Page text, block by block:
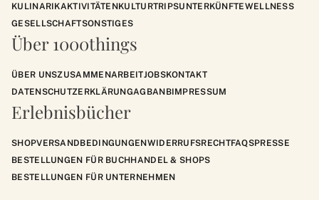
KULINARIKAKTIVITÄTENKULTURTRIPSUNTERKÜNFTEWELLNESS
GESELLSCHAFTSONSTIGES
Über 1000things
ÜBER UNSZUSAMMENARBEITJOBSKONTAKT
DATENSCHUTZERKLÄRUNGAGBANBIMPRESSUM
Erlebnisbücher
SHOPVERSANDBEDINGUNGENWIDERRUFSRECHTFAQSPRESSE
BESTELLUNGEN FÜR BUCHHANDEL & SHOPS
BESTELLUNGEN FÜR UNTERNEHMEN